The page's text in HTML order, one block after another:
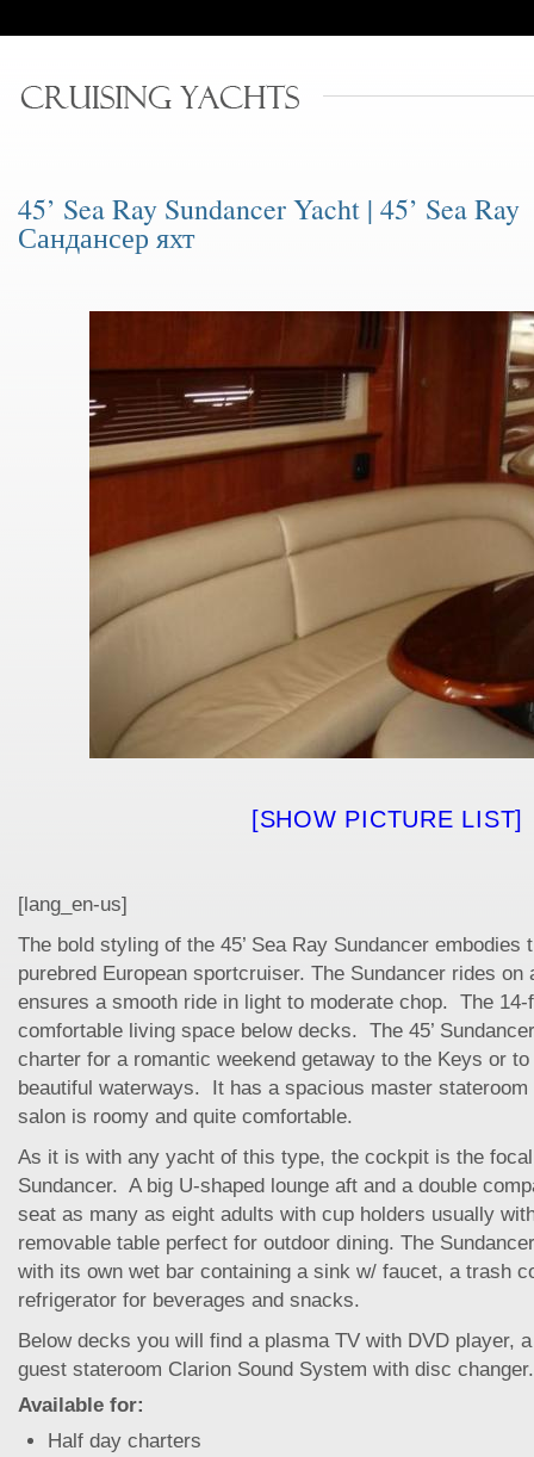
45’ Sea Ray Sundancer Yacht | 45’ Sea Ray
Сандансер яхт
[SHOW PICTURE LIST]
[lang_en-us]
The bold styling of the 45’ Sea Ray Sundancer embodies
purebred European sportcruiser. The Sundancer rides on
ensures a smooth ride in light to moderate chop. The
comfortable living space below decks. The 45’
charter for a romantic weekend getaway to the Keys or to
beautiful waterways. It has a spacious master
salon is roomy and quite comfortable.
As it is with any yacht of this type, the cockpit is the focal
Sundancer. A big U-shaped lounge aft and a double
seat as many as eight adults with cup holders usually
removable table perfect for outdoor dining. The
with its own wet bar containing a sink w/ faucet, a trash
refrigerator for beverages and snacks.
Below decks you will find a plasma TV with DVD player,
guest stateroom Clarion Sound System with disc changer.
Available for:
Half day charters